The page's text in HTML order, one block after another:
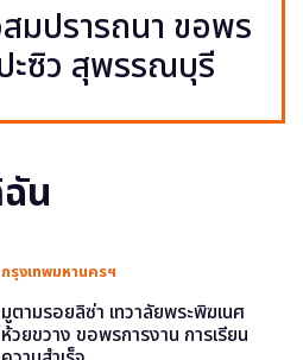
มปรารถนา ขอพร
ะซิว สุพรรณบุรี
น
กรุงเทพมหานครฯ
มูตามรอยลิซ่า เทวาลัยพระพิฆเนศ
ห้วยขวาง ขอพรการงาน การเรียน